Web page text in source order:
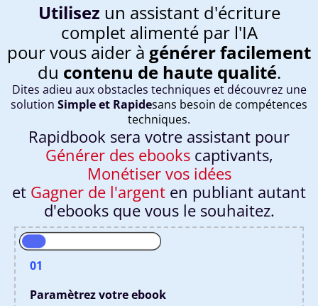
Utilisez un assistant d'écriture
complet alimenté par l'IA
pour vous aider à générer facilement
du contenu de haute qualité.
Dites adieu aux obstacles techniques et découvrez une
solution Simple et Rapidesans besoin de compétences
techniques.
Rapidbook sera votre assistant pour
Générer des ebookscaptivants,
Monétiser vos idées
et Gagner de l'argent en publiant autant
d'ebooks que vous le souhaitez.
01
Paramètrez votre ebook